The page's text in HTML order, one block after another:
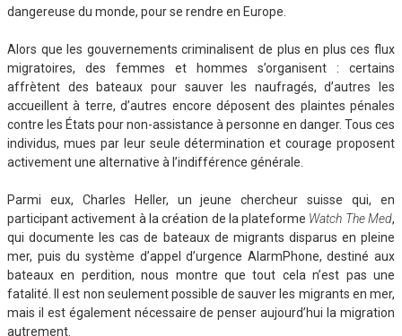
dangereuse du monde, pour se rendre en Europe.
Alors que les gouvernements criminalisent de plus en plus ces flux
migratoires, des femmes et hommes s’organisent : certains
affrètent des bateaux pour sauver les naufragés, d’autres les
accueillent à terre, d’autres encore déposent des plaintes pénales
contre les États pour non-assistance à personne en danger. Tous ces
individus, mues par leur seule détermination et courage proposent
activement une alternative à l’indifférence générale.
Parmi eux, Charles Heller, un jeune chercheur suisse qui, en
participant activement à la création de la plateforme Watch The Med,
qui documente les cas de bateaux de migrants disparus en pleine
mer, puis du système d’appel d’urgence AlarmPhone, destiné aux
bateaux en perdition, nous montre que tout cela n’est pas une
fatalité. Il est non seulement possible de sauver les migrants en mer,
mais il est également nécessaire de penser aujourd’hui la migration
autrement.